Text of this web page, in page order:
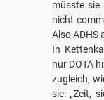
müsste sie
nicht
Also ADHS
In
nur DOTA
zugleich,
sie: „Zeit,